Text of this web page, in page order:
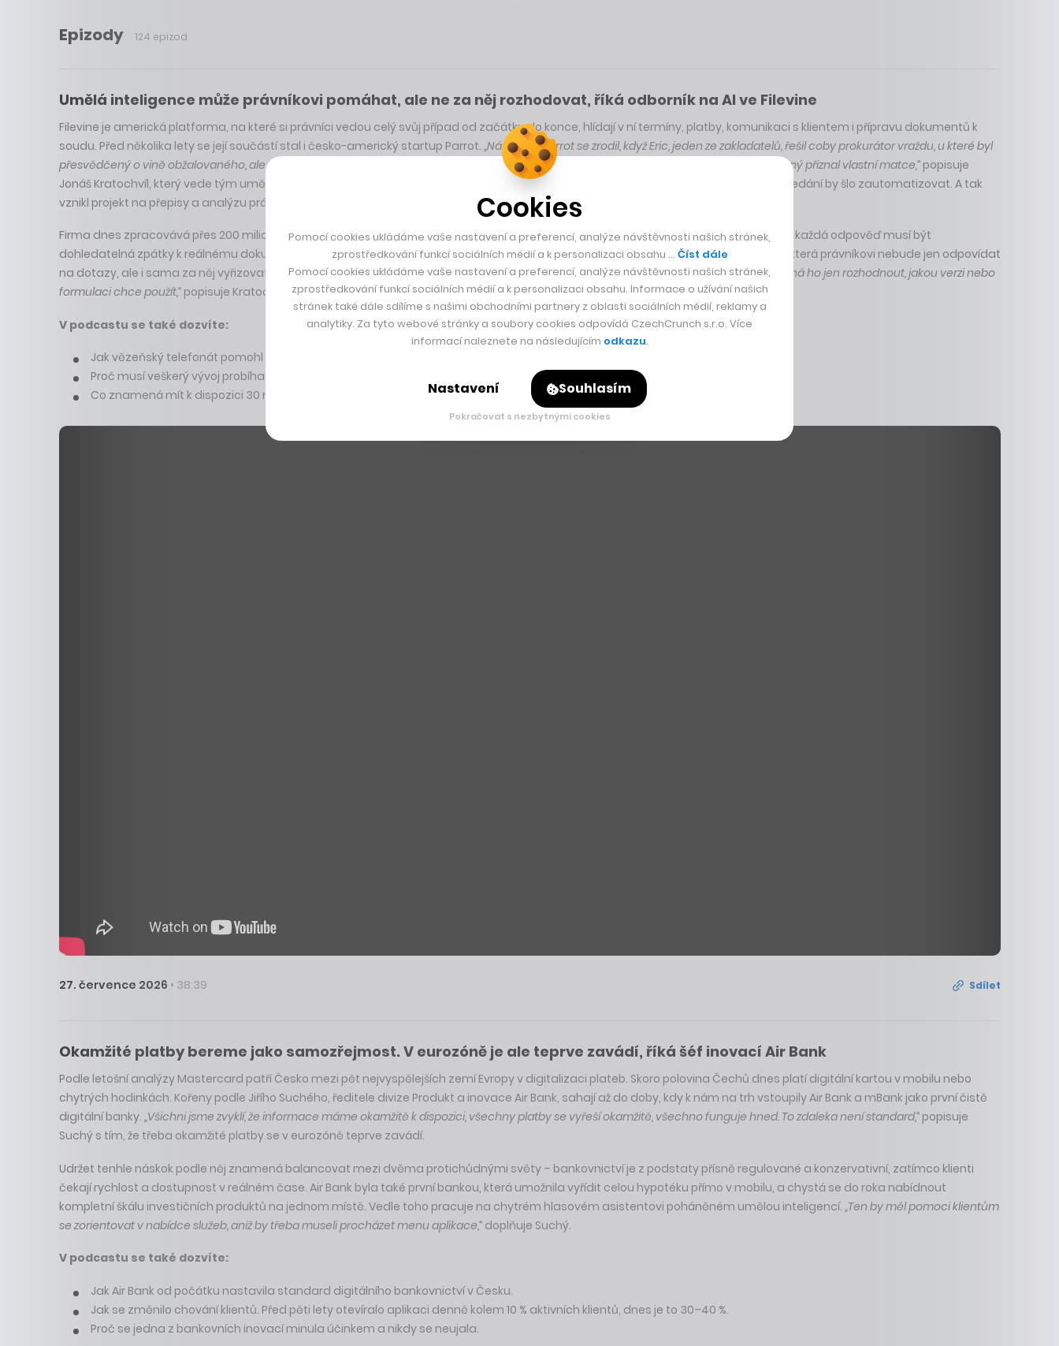
Epizody 124 epizod
Umělá inteligence může právníkovi pomáhat, ale ne za něj rozhodovat, říká odborník na AI ve Filevine
Filevine je americká platforma, na které si právníci vedou celý svůj případ od začátku do konce, hlídají v ní termíny, platby, komunikaci s klientem i přípravu dokumentů k
soudu. Před několika lety se její součástí stal i česko-americký startup Parrot. „Nápad na Parrot se zrodil, když Eric, jeden ze zakladatelů, řešil coby prokurátor vraždu, u které byl
přesvědčený o vině obžalovaného, ale chyběly mu důkazy, dokud si neposlechl třicet hodin nahrávek telefonátů z vazby, kde se obžalovaný přiznal vlastní matce,“popisuje
Jonáš Kratochvíl, který vede tým umělé inteligence a strojového učení ve Filevine. Zakladatele Parrotu tenkrát napadlo, že podobné hledání by šlo zautomatizovat. A tak
vznikl projekt na přepisy a analýzu právních nahrávek, který si Filevine nakonec koupil i s celým týmem.
Firma dnes zpracovává přes 200 milionů stránek dokumentů denně. Nemůže si však dovolit nechat AI nástroje pracovat bez dohledu, každá odpověď musí být
dohledatelná zpátky k reálnému dokumentu nebo nahrávce, ze které vychází. Nad celým systémem teď Filevine buduje nadstavbu, která právníkovi nebude jen odpovídat
na dotazy, ale i sama za něj vyřizovat úkoly, třeba napíše kolegovi zprávu.„Systém právníkovi rovnou připraví návrhy dokumentů a nechá ho jen rozhodnout, jakou verzi nebo
formulaci chce použít,“popisuje Kratochvíl. Rozhodovat by ale podle něj měl vždycky člověk.
V podcastu se také dozvíte:
Jak vězeňský telefonát pomohl usvědčit vraha a dal vzniknout startupu Parrot, který dnes stojí za AI ve Filevine
Proč musí veškerý vývoj probíhat na amerických serverech a proč citlivá právní data nesmí opustit území USA.
Co znamená mít k dispozici 30 milionů uzavřených případů jako zdroj know-how.
27. července 2026 • 38:39 Sdílet
Okamžité platby bereme jako samozřejmost. V eurozóně je ale teprve zavádí, říká šéf inovací Air Bank
Podle letošní analýzy Mastercard patří Česko mezi pět nejvyspělejších zemí Evropy v digitalizaci plateb. Skoro polovina Čechů dnes platí digitální kartou v mobilu nebo
chytrých hodinkách. Kořeny podle Jiřího Suchého, ředitele divize Produkt a inovace Air Bank, sahají až do doby, kdy k nám na trh vstoupily Air Bank a mBank jako první čistě
digitální banky. „Všichni jsme zvyklí, že informace máme okamžitě k dispozici, všechny platby se vyřeší okamžitě, všechno funguje hned. To zdaleka není standard,“popisuje
Suchý s tím, že třeba okamžité platby se v eurozóně teprve zavádí.
Udržet tenhle náskok podle něj znamená balancovat mezi dvěma protichůdnými světy – bankovnictví je z podstaty přísně regulované a konzervativní, zatímco klienti
čekají rychlost a dostupnost v reálném čase. Air Bank byla také první bankou, která umožnila vyřídit celou hypotéku přímo v mobilu, a chystá se do roka nabídnout
kompletní škálu investičních produktů na jednom místě. Vedle toho pracuje na chytrém hlasovém asistentovi poháněném umělou inteligencí. „Ten by měl pomoci klientům
se zorientovat v nabídce služeb, aniž by třeba museli procházet menu aplikace,“doplňuje Suchý.
V podcastu se také dozvíte:
Jak Air Bank od počátku nastavila standard digitálního bankovnictví v Česku.
Jak se změnilo chování klientů. Před pěti lety otevíralo aplikaci denně kolem 10 % aktivních klientů, dnes je to 30–40 %.
Proč se jedna z bankovních inovací minula účinkem a nikdy se neujala.
Cookies
Pomocí cookies ukládáme vaše nastavení a preferencí, analýze návštěvnosti našich stránek,
zprostředkování funkcí sociálních médií a k personalizaci obsahu … Číst dále
Pomocí cookies ukládáme vaše nastavení a preferencí, analýze návštěvnosti našich stránek,
zprostředkování funkcí sociálních médií a k personalizaci obsahu. Informace o užívání našich
stránek také dále sdílíme s našimi obchodními partnery z oblasti sociálních médií, reklamy a
analytiky. Za tyto webové stránky a soubory cookies odpovídá CzechCrunch s.r.o. Více
informací naleznete na následujícím odkazu.
Nastavení Souhlasím
Pokračovat s nezbytnými cookies